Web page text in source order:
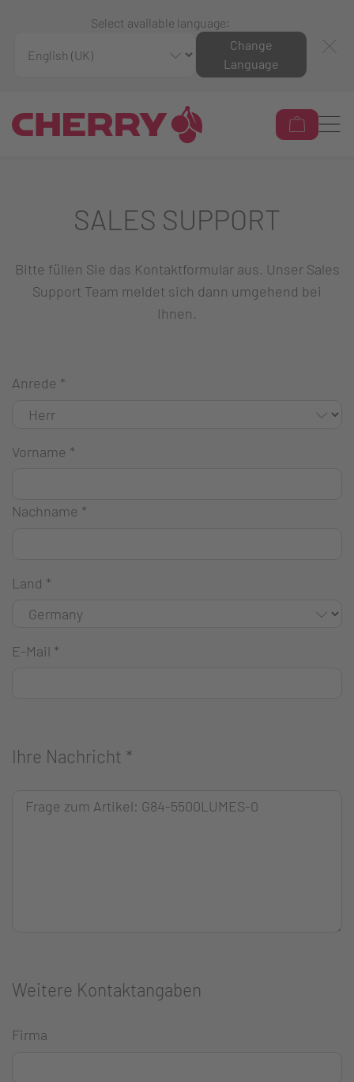
Select available language:
Change
Language
SALES SUPPORT
Bitte füllen Sie das Kontaktformular aus. Unser Sales
Support Team meldet sich dann umgehend bei
Ihnen.
Anrede *
Vorname *
Nachname *
Land *
E-Mail *
Ihre Nachricht *
Weitere Kontaktangaben
Firma